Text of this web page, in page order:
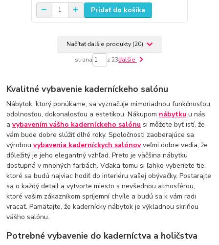
Pridať do košíka
Načítať ďalšie produkty (20)
strana z 23ďalšie
Kvalitné vybavenie kaderníckeho salónu
Nábytok, ktorý ponúkame, sa vyznačuje mimoriadnou funkčnosťou,
odolnosťou, dokonalosťou a estetikou. Nákupom nábytku u nás
avybavením vášho kaderníckeho salónu si môžete byť istí, že
vám bude dobre slúžiť dlhé roky. Spoločnosti zaoberajúce sa
výrobouvybavenia kaderníckych salónovveľmi dobre vedia, že
dôležitý je jeho elegantný vzhľad. Preto je väčšina nábytku
dostupná v mnohých farbách. Vďaka tomu si ľahko vyberiete tie,
ktoré sa budú najviac hodiť do interiéru vašej obývačky. Postarajte
sa o každý detail a vytvorte miesto s nevšednou atmosférou,
ktoré vašim zákazníkom spríjemní chvíle a budú sa k vám radi
vracať. Pamätajte, že kadernícky nábytok je výkladnou skriňou
vášho salónu.
Potrebné vybavenie do kaderníctva a holičstva